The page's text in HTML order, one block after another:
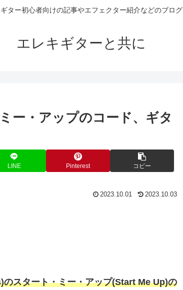
ター初心者向けの記事やエフェクター紹介などのブログ
エレキギターと共に
ー・アップのコード、ギタ
LINE Pinterest コピー
2023.10.01 2023.10.03
スタート・ミー・アップ(Start Me Up)の